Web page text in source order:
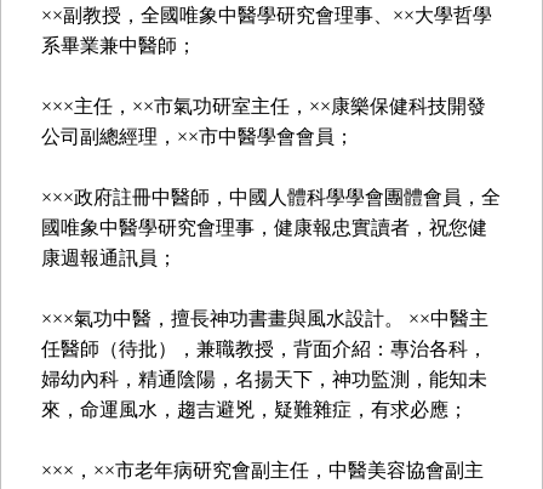
××副教授，全國唯象中醫學研究會理事、××大學哲學
系畢業兼中醫師；
×××主任，××市氣功研室主任，××康樂保健科技開發
公司副總經理，××市中醫學會會員；
×××政府註冊中醫師，中國人體科學學會團體會員，全
國唯象中醫學研究會理事，健康報忠實讀者，祝您健
康週報通訊員；
×××氣功中醫，擅長神功書畫與風水設計。 ××中醫主
任醫師（待批），兼職教授，背面介紹：專治各科，
婦幼內科，精通陰陽，名揚天下，神功監測，能知未
來，命運風水，趨吉避兇，疑難雜症，有求必應；
×××，××市老年病研究會副主任，中醫美容協會副主